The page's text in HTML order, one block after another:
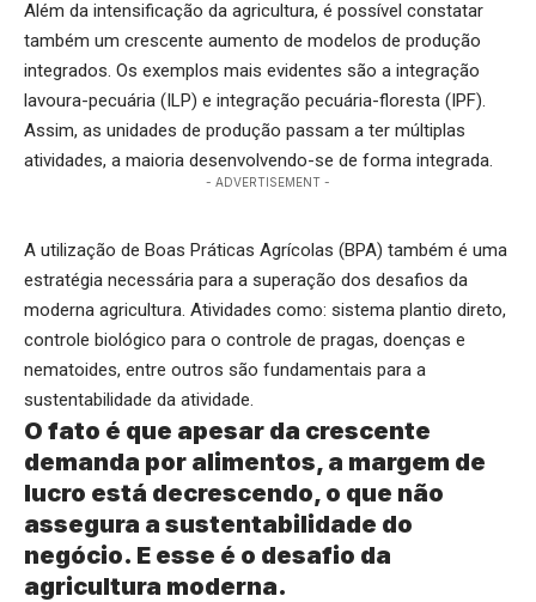
Além da intensificação da agricultura, é possível constatar
também um crescente aumento de modelos de produção
integrados. Os exemplos mais evidentes são a integração
lavoura-pecuária (ILP) e integração pecuária-floresta (IPF).
Assim, as unidades de produção passam a ter múltiplas
atividades, a maioria desenvolvendo-se de forma integrada.
- ADVERTISEMENT -
A utilização de Boas Práticas Agrícolas (BPA) também é uma
estratégia necessária para a superação dos desafios da
moderna agricultura. Atividades como: sistema plantio direto,
controle biológico para o controle de pragas, doenças e
nematoides, entre outros são fundamentais para a
sustentabilidade da atividade.
O fato é que apesar da crescente
demanda por alimentos, a margem de
lucro está decrescendo, o que não
assegura a sustentabilidade do
negócio. E esse é o desafio da
agricultura moderna.